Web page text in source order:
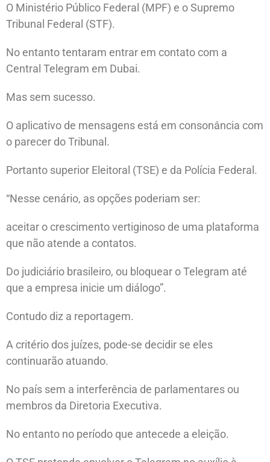
O Ministério Público Federal (MPF) e o Supremo
Tribunal Federal (STF).
No entanto tentaram entrar em contato com a
Central Telegram em Dubai.
Mas sem sucesso.
O aplicativo de mensagens está em consonância com
o parecer do Tribunal.
Portanto superior Eleitoral (TSE) e da Polícia Federal.
“Nesse cenário, as opções poderiam ser:
aceitar o crescimento vertiginoso de uma plataforma
que não atende a contatos.
Do judiciário brasileiro, ou bloquear o Telegram até
que a empresa inicie um diálogo”.
Contudo diz a reportagem.
A critério dos juízes, pode-se decidir se eles
continuarão atuando.
No país sem a interferência de parlamentares ou
membros da Diretoria Executiva.
No entanto no período que antecede a eleição.